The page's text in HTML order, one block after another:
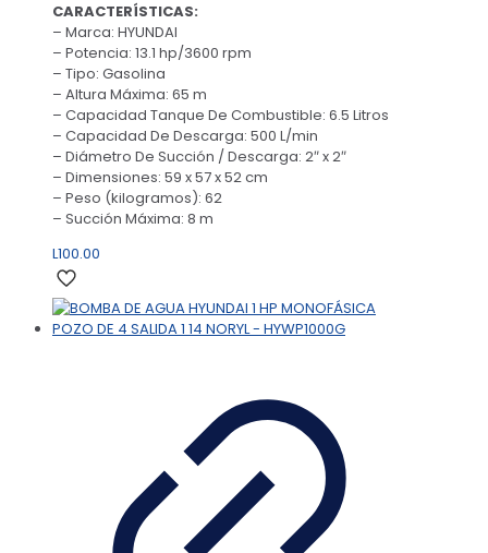
CARACTERÍSTICAS:
– Marca: HYUNDAI
– Potencia: 13.1 hp/3600 rpm
– Tipo: Gasolina
– Altura Máxima: 65 m
– Capacidad Tanque De Combustible: 6.5 Litros
– Capacidad De Descarga: 500 L/min
– Diámetro De Succión / Descarga: 2″ x 2″
– Dimensiones: 59 x 57 x 52 cm
– Peso (kilogramos): 62
– Succión Máxima: 8 m
L100.00